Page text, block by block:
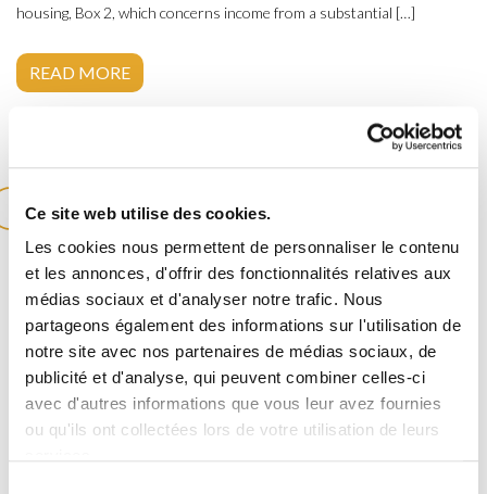
Ce site web utilise des cookies.
Les cookies nous permettent de personnaliser le contenu
et les annonces, d'offrir des fonctionnalités relatives aux
médias sociaux et d'analyser notre trafic. Nous
partageons également des informations sur l'utilisation de
notre site avec nos partenaires de médias sociaux, de
publicité et d'analyse, qui peuvent combiner celles-ci
avec d'autres informations que vous leur avez fournies
ou qu'ils ont collectées lors de votre utilisation de leurs
housing, Box 2, which concerns income from a substantial […]
READ MORE